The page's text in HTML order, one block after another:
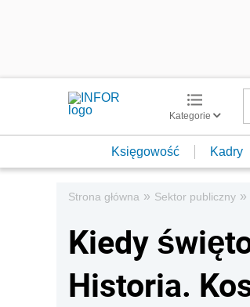
Kategorie
Księgowość Kadry
Strona główna » Sektor publiczny »
Kiedy
Historia.